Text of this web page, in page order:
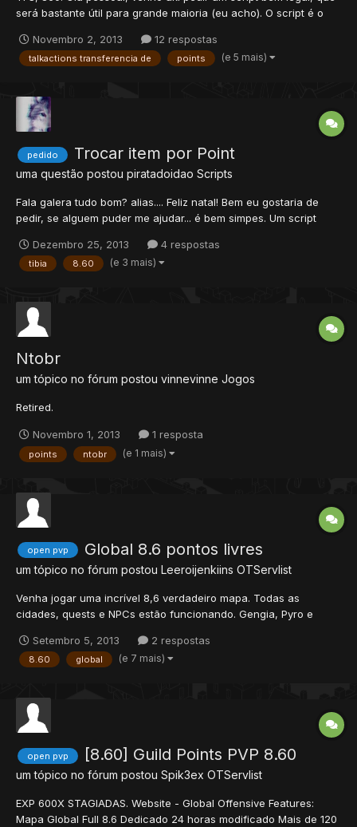
será bastante útil para grande maioria (eu acho). O script é o
player para outro. Exemplo: Quem irá receber \/ !transfere...
Novembro 2, 2013 12 respostas
talkactions transferencia de points (e 5 mais)
pedido Trocar item por Point
uma questão postou piratadoidao Scripts
Fala galera tudo bom? alias.... Feliz natal! Bem eu gostaria de
pedir, se alguem puder me ajudar... é bem simpes. Um script
vira 1 point. Possuo um sistema de poits, para um Shopping. E no
caso quando o player clicar nessa moeda ela vira...
Dezembro 25, 2013 4 respostas
tibia 8.60 (e 3 mais)
Ntobr
um tópico no fórum postou vinnevinne Jogos
Retired.
Novembro 1, 2013 1 resposta
points ntobr (e 1 mais)
open pvp Global 8.6 pontos livres
um tópico no fórum postou Leeroijenkiins OTServlist
Venha jogar uma incrível 8,6 verdadeiro mapa. Todas as
cidades, quests e NPCs estão funcionando. Gengia, Pyro e
infernera.servegame.com protocolo: 8,6 fazer conta no site!
estágios: 1-50 = x800 51 - 100 = x550 101-150 = X335 151 - 2...
Setembro 5, 2013 2 respostas
8.60 global (e 7 mais)
open pvp [8.60] Guild Points PVP 8.60
um tópico no fórum postou Spik3ex OTServlist
EXP 600X STAGIADAS. Website - Global Offensive Features:
Mapa Global Full 8.6 Dedicado 24 horas modificado Mais de 120